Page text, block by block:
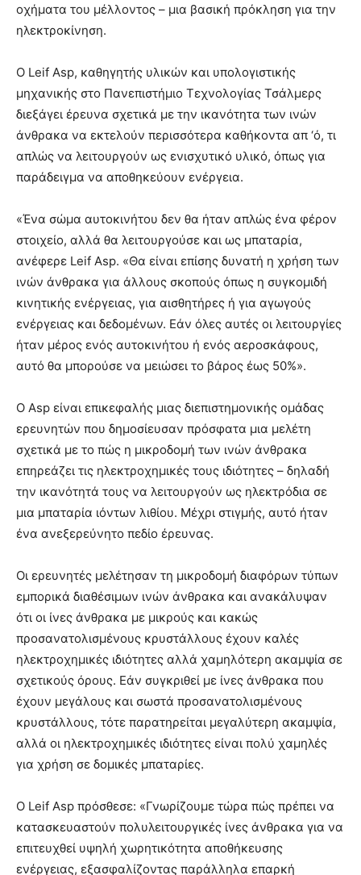
οχήματα του μέλλοντος – μια βασική πρόκληση για την
ηλεκτροκίνηση.
Ο Leif Asp, καθηγητής υλικών και υπολογιστικής
μηχανικής στο Πανεπιστήμιο Τεχνολογίας Τσάλμερς
διεξάγει έρευνα σχετικά με την ικανότητα των ινών
άνθρακα να εκτελούν περισσότερα καθήκοντα απ ‘ό, τι
απλώς να λειτουργούν ως ενισχυτικό υλικό, όπως για
παράδειγμα να αποθηκεύουν ενέργεια.
«Ένα σώμα αυτοκινήτου δεν θα ήταν απλώς ένα φέρον
στοιχείο, αλλά θα λειτουργούσε και ως μπαταρία,
ανέφερε Leif Asp. «Θα είναι επίσης δυνατή η χρήση των
ινών άνθρακα για άλλους σκοπούς όπως η συγκομιδή
κινητικής ενέργειας, για αισθητήρες ή για αγωγούς
ενέργειας και δεδομένων. Εάν όλες αυτές οι λειτουργίες
ήταν μέρος ενός αυτοκινήτου ή ενός αεροσκάφους,
αυτό θα μπορούσε να μειώσει το βάρος έως 50%».
Ο Asp είναι επικεφαλής μιας διεπιστημονικής ομάδας
ερευνητών που δημοσίευσαν πρόσφατα μια μελέτη
σχετικά με το πώς η μικροδομή των ινών άνθρακα
επηρεάζει τις ηλεκτροχημικές τους ιδιότητες – δηλαδή
την ικανότητά τους να λειτουργούν ως ηλεκτρόδια σε
μια μπαταρία ιόντων λιθίου. Μέχρι στιγμής, αυτό ήταν
ένα ανεξερεύνητο πεδίο έρευνας.
Οι ερευνητές μελέτησαν τη μικροδομή διαφόρων τύπων
εμπορικά διαθέσιμων ινών άνθρακα και ανακάλυψαν
ότι οι ίνες άνθρακα με μικρούς και κακώς
προσανατολισμένους κρυστάλλους έχουν καλές
ηλεκτροχημικές ιδιότητες αλλά χαμηλότερη ακαμψία σε
σχετικούς όρους. Εάν συγκριθεί με ίνες άνθρακα που
έχουν μεγάλους και σωστά προσανατολισμένους
κρυστάλλους, τότε παρατηρείται μεγαλύτερη ακαμψία,
αλλά οι ηλεκτροχημικές ιδιότητες είναι πολύ χαμηλές
για χρήση σε δομικές μπαταρίες.
Ο Leif Asp πρόσθεσε: «Γνωρίζουμε τώρα πώς πρέπει να
κατασκευαστούν πολυλειτουργικές ίνες άνθρακα για να
επιτευχθεί υψηλή χωρητικότητα αποθήκευσης
ενέργειας, εξασφαλίζοντας παράλληλα επαρκή